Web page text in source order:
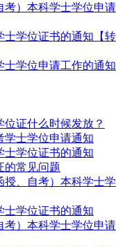
考）本科学士学位申请
士学位证书的通知【转
士学位申请工作的通知
位证什么时候发放？
学士学位申请通知
士学位证书的通知
的常见问题
授、自考）本科学士学
士学位证书的通知
考）本科学士学位申请